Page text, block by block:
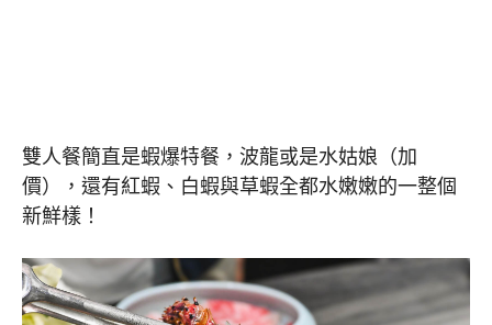
雙人餐簡直是蝦爆特餐，波龍或是水姑娘（加
價），還有紅蝦、白蝦與草蝦全都水嫩嫩的一整個
新鮮樣！